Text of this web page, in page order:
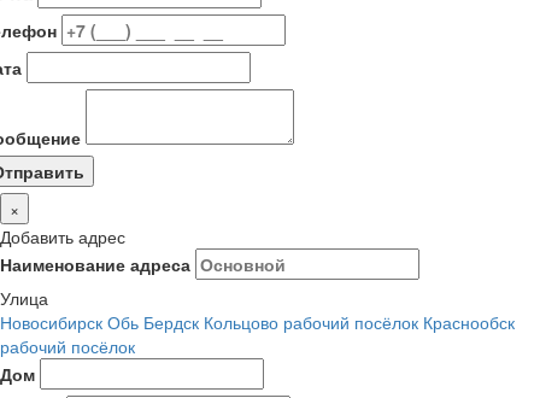
×
Добавить адрес
Наименование адреса
Улица
Новосибирск Обь Бердск Кольцово рабочий посёлок Краснообск
рабочий посёлок
Дом